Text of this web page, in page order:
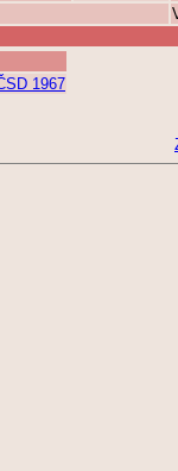
1967